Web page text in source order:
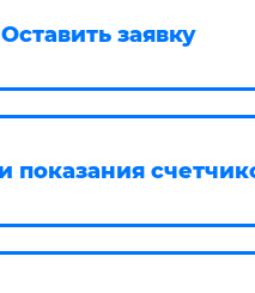
Оставить заявку
показания